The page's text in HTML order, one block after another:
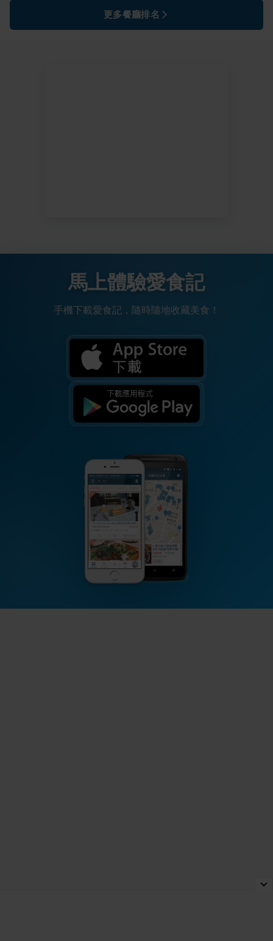
更多餐廳排名
馬上體驗愛食記
手機下載愛食記，隨時隨地收藏美食！